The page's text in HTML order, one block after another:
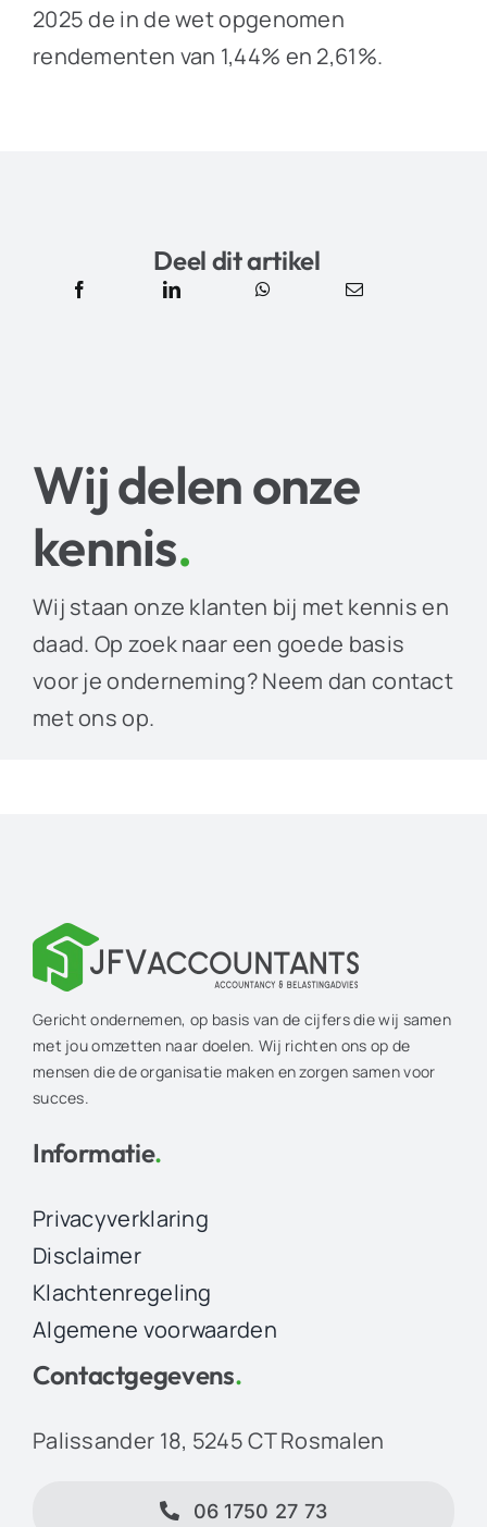
2025 de in de wet opgenomen
rendementen van 1,44% en 2,61%.
Deel dit artikel
Wij delen onze
kennis.
Wij staan onze klanten bij met kennis en
daad. Op zoek naar een goede basis
voor je onderneming? Neem dan contact
met ons op.
Gericht ondernemen, op basis van de cijfers die wij samen
met jou omzetten naar doelen. Wij richten ons op de
mensen die de organisatie maken en zorgen samen voor
succes.
Informatie.
Privacyverklaring
Disclaimer
Klachtenregeling
Algemene voorwaarden
Contactgegevens.
Palissander 18, 5245 CT Rosmalen
06 1750 27 73